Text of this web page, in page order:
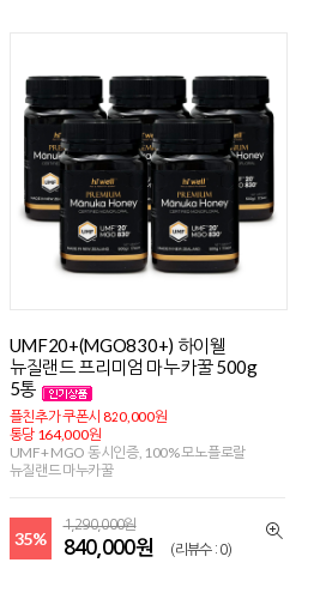
UMF20+(MGO830+) 하이웰
뉴질랜드 프리미엄 마누카꿀 500g
5통
플친추가 쿠폰시 820,000원
통당 164,000원
UMF+ MGO 동시인증, 100% 모노플로랄
뉴질랜드 마누카꿀
35%
1,290,000원
840,000원 (리뷰수 : 0)